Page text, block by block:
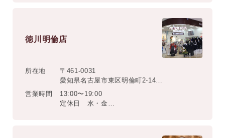
徳川明倫店
所在地
〒461-0031
愛知県名古屋市東区明倫町2-14
マックスバリュ徳川明倫店内
営業時間
13:00〜19:00
定休日 水・金